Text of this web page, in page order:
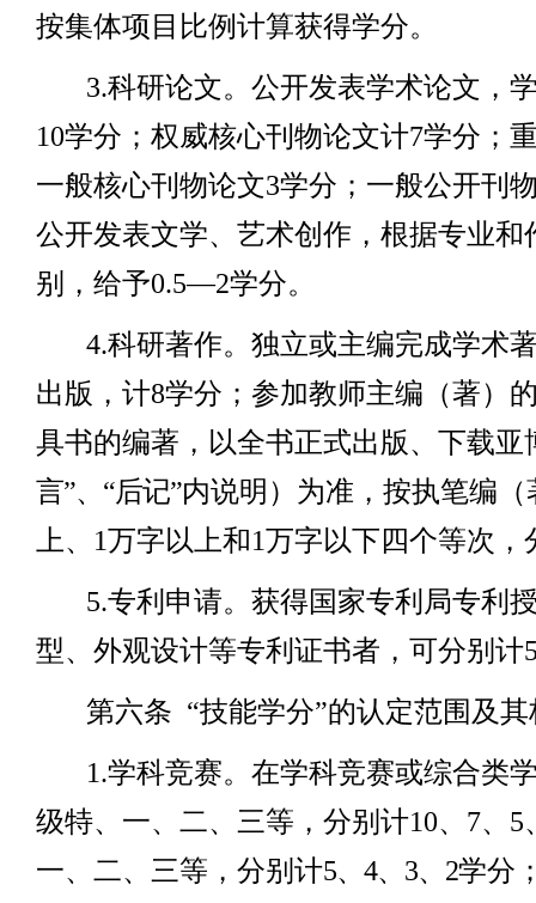
按集体项目比例计算获得学分。
3.科研论文。公开发表学术论文，
10学分；权威核心刊物论文计7学分；
一般核心刊物论文3学分；一般公开刊
公开发表文学、艺术创作，根据专业
别，给予0.5—2学分。
4.科研著作。独立或主编完成学术
出版，计8学分；参加教师主编（著）
具书的编著，以全书正式出版、下载亚
言”、“后记”内说明）为准，按执笔编（
上、 1万字以上和1万字以下四个等次，
5.专利申请。获得国家专利局专利
型、外观设计等专利证书者，可分别计
第六条 “技能学分”的认定范围及
1.学科竞赛。在学科竞赛或综合类
级特、一、二、三等，分别计10、 7、 5
一、二、三等，分别计5、 4、 3、 2学分